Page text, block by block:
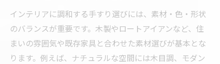
インテリアに調和する手すり選びには、素材・色・形状
のバランスが重要です。木製やロートアイアンなど、住
まいの雰囲気や既存家具と合わせた素材選びが基本とな
ります。例えば、ナチュラルな空間には木目調、モダン